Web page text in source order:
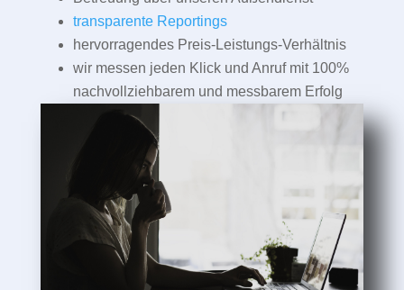
transparente Reportings
hervorragendes Preis-Leistungs-Verhältnis
wir messen jeden Klick und Anruf mit 100%
nachvollziehbarem und messbarem Erfolg